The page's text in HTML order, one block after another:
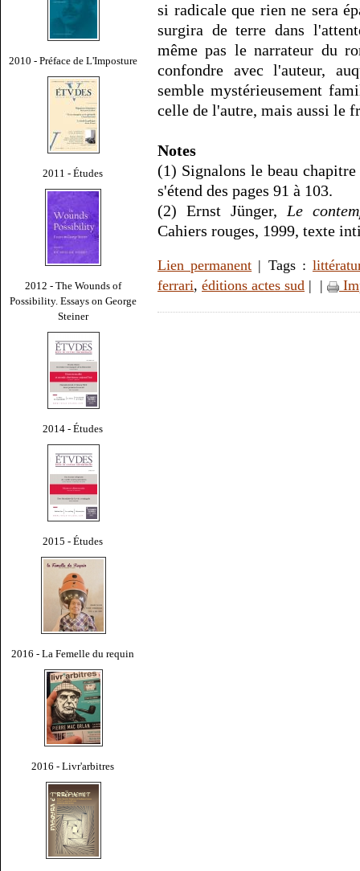
2010 - Préface de L'Imposture
2011 - Études
2012 - The Wounds of
Possibility. Essays on George
Steiner
2014 - Études
2015 - Études
2016 - La Femelle du requin
2016 - Livr'arbitres
si radicale que rien ne sera
surgira de terre dans
même pas le narrateur du
confondre avec l'auteur,
semble mystérieusement
celle de l'autre, mais aussi le
Notes
(1) Signalons le beau
s'étend des pages 91 à 103.
(2) Ernst Jünger, Le
Cahiers rouges, 1999, texte
Lien permanent | Tags :
ferrari, éditions actes sud | |